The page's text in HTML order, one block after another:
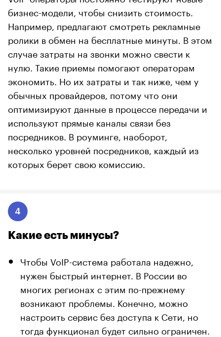
бизнес-модели, чтобы снизить стоимость.
Например, предлагают смотреть рекламные
ролики в обмен на бесплатные минуты. В этом
случае затраты на звонки можно свести к
нулю. Такие приемы помогают операторам
экономить. Но их затраты и так ниже, чем у
обычных провайдеров, потому что они
оптимизируют данные в процессе передачи и
используют прямые каналы связи без
посредников. В роуминге, наоборот,
несколько уровней посредников, каждый из
которых берет свою комиссию.
4
Какие есть минусы?
Чтобы VoIP-система работала надежно,
нужен быстрый интернет. В России во
многих регионах с этим по-прежнему
возникают проблемы. Конечно, можно
настроить сервис без доступа к Сети, но
тогда функционал будет сильно ограничен.